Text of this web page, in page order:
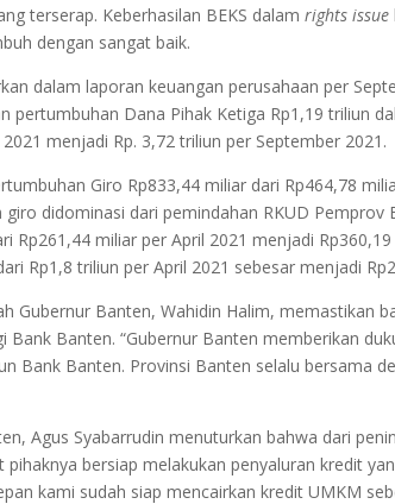
terserap. Keberhasilan BEKS dalamrights issue
dengan sangat baik.
dalam laporan keuangan perusahaan per
pertumbuhan Dana Pihak Ketiga Rp1,19 triliun
menjadi Rp. 3,72 triliun per September 2021.
Giro Rp833,44 miliar dari Rp464,78
giro didominasi dari pemindahan RKUD
Rp261,44 miliar per April 2021 menjadi
Rp1,8 triliun per April 2021 sebesar menjadi
Gubernur Banten, Wahidin Halim, memastikan
Bank Banten. “Gubernur Banten memberikan
Bank Banten. Provinsi Banten selalu bersama
Agus Syabarrudin menuturkan bahwa dari
bersiap melakukan penyaluran kredit
kami sudah siap mencairkan kredit UMKM